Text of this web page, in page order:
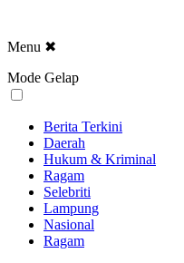
Menu ✖
Mode Gelap
Berita Terkini
Daerah
Hukum & Kriminal
Ragam
Selebriti
Lampung
Nasional
Ragam